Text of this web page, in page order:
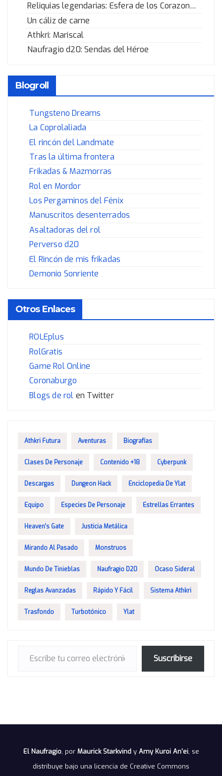
Reliquias legendarias: Esfera de los Corazones Rotos
Un cáliz de carne
Athkri: Mariscal
Naufragio d20: Sendas del Héroe
Blogroll
Tungsteno Dreams
La Coprolaliada
El rincón del Landmate
Tras la última frontera
Frikadas & Mazmorras
Rol en Mordor
Los Pergaminos del Fénix
Manuscritos desenterrados
Asaltadoras del rol
Perverso d20
El Rincón de mis frikadas
Demonio Sonriente
Otros Enlaces
ROLEplus
RolGratis
Game Rol Online
Coronaburgo
Blogs de rol en Twitter
Athkri Futura Aventuras Biografías
Clases De Personaje Contenido +18 Cyberpunk
Descargas Dungeon Hack Enciclopedia De Ylat
Equipo Especies De Personaje Estrellas Errantes
Heaven's Gate Justicia Metálica
Mirando Al Pasado Monstruos
Mundo De Tinieblas Naufragio D20 Ocaso Sideral
Reglas Avanzadas Rápido Y Fácil Sistema Athkri
Trasfondo Turbotónico Ylat
Suscribirse
El Naufragio, por Maurick Starkvindy Amy Kuroi An'ei, se
distribuye bajo una licencia de Creative Commons